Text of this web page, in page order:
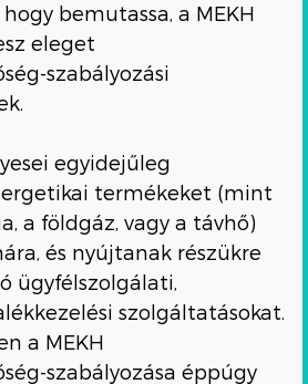
bemutassa, a MEKH
eleget
szabályozási
egyidejűleg
termékeket (mint
a földgáz, vagy a távhő)
és nyújtanak részükre
ügyfélszolgálati,
szolgáltatásokat.
a MEKH
szabályozása éppúgy